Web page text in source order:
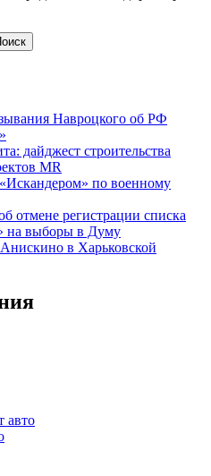
Навроцкого об РФ
дайджест строительства
MR
по военному
отмене регистрации списка
на выборы в Думу
в Харьковской
авто